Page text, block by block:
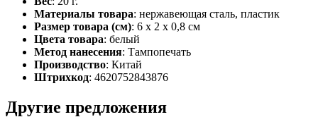
Материалы товара: нержавеющая cталь, пластик
Размер товара (см): 6 x 2 x 0,8 см
Цвета товара: белый
Метод нанесения: Тампопечать
Производство: Китай
Штрихкод: 4620752843876
Другие предложения